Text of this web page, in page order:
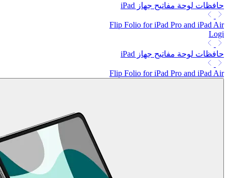
حافظات لوحة مفاتيح جهاز iPad
Flip Folio for iPad Pro and iPad Air
Logi
حافظات لوحة مفاتيح جهاز iPad
Flip Folio for iPad Pro and iPad Air